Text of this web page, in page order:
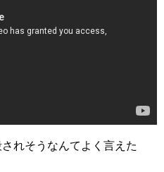
れそうなんてよく言えた